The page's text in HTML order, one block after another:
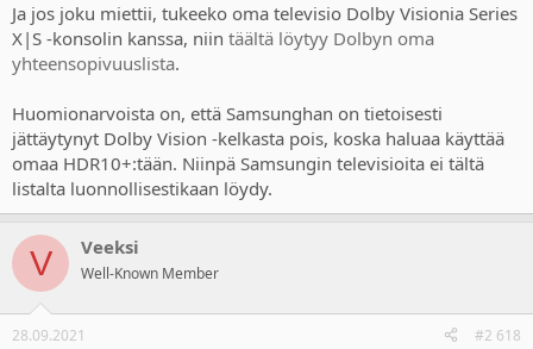
Ja jos joku miettii, tukeeko oma televisio Dolby Visionia Series
X|S -konsolin kanssa, niin täältä löytyy Dolbyn oma
yhteensopivuuslista.
Huomionarvoista on, että Samsunghan on tietoisesti
jättäytynyt Dolby Vision -kelkasta pois, koska haluaa käyttää
omaa HDR10+:tään. Niinpä Samsungin televisioita ei tältä
listalta luonnollisestikaan löydy.
V Veeksi
Well-Known Member
28.09.2021 #2 618